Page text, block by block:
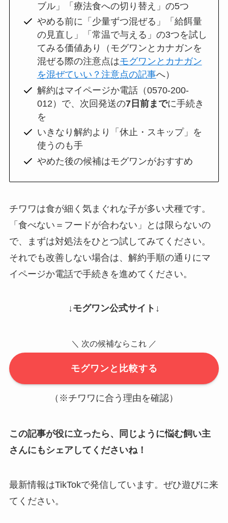
ブル」「療法食への切り替え」の5つ
やめる前に「少量ずつ混ぜる」「給餌量
の見直し」「常温で与える」の3つを試し
てみる価値あり（モグワンとカナガンを
混ぜる際の注意点はモグワンとカナガン
を混ぜていい？注意点の記事へ）
解約はマイページか電話（0570-200-
012）で、次回発送の7日前までに手続き
を
いきなり解約より「休止・スキップ」を
使うのも手
やめた後の候補はモグワンがおすすめ
チワワは食が細く気まぐれな子が多い犬種です。
「食べない＝フードが合わない」とは限らないの
で、まずは対処法をひとつ試してみてください。
それでも改善しない場合は、解約手順の通りにマ
イページか電話で手続きを進めてください。
↓モグワン公式サイト↓
＼ 次の候補ならこれ ／
モグワンと比較する
（※チワワに合う理由を確認）
この記事が役に立ったら、同じように悩む飼い主
さんにもシェアしてくださいね！
最新情報はTikTokで発信しています。ぜひ遊びに来
てください。